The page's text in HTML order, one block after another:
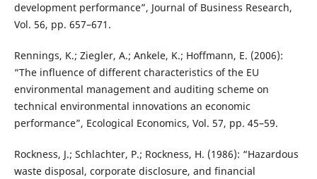
development performance”, Journal of Business Research,
Vol. 56, pp. 657–671.
Rennings, K.; Ziegler, A.; Ankele, K.; Hoffmann, E. (2006):
“The influence of different characteristics of the EU
environmental management and auditing scheme on
technical environmental innovations an economic
performance”, Ecological Economics, Vol. 57, pp. 45–59.
Rockness, J.; Schlachter, P.; Rockness, H. (1986): “Hazardous
waste disposal, corporate disclosure, and financial